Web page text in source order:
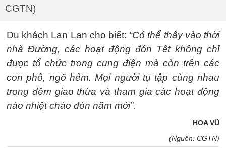
CGTN)
Du khách Lan Lan cho biết: “Có thể thấy vào thời
nhà Đường, các hoạt động đón Tết không chỉ
được tổ chức trong cung điện mà còn trên các
con phố, ngõ hẻm. Mọi người tụ tập cùng nhau
trong đêm giao thừa và tham gia các hoạt động
náo nhiệt chào đón năm mới”.
HOA VŨ
(Nguồn: CGTN)